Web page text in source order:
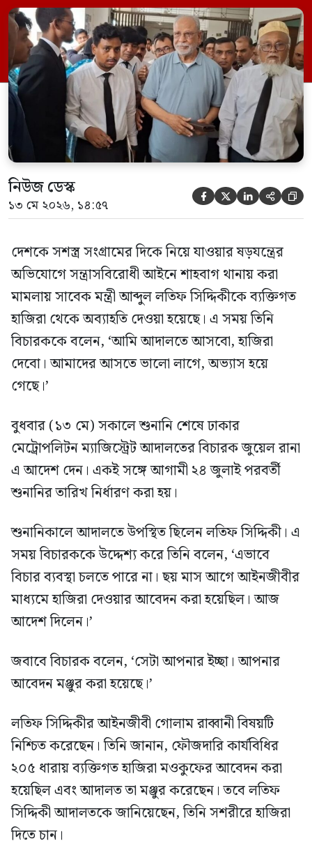
বিচারককে বলেন, ‘আমি আদালতে আসবো,
হাজিরা দেবো। আমাদের আসতে ভালো লাগে,
অভ্যাস হয়ে গেছে।’ বুধবার (১৩ মে) সকালে
শুনানি শেষে ঢাকার মেট্রোপলিটন ম্যাজিস্ট্রেট
আদালতের বিচারক জুয়েল রানা […]
নিউজ ডেস্ক
১৩ মে ২০২৬, ১৪:৫৭     
দেশকে সশস্ত্র সংগ্রামের দিকে নিয়ে যাওয়ার ষড়যন্ত্রের
অভিযোগে সন্ত্রাসবিরোধী আইনে শাহবাগ থানায় করা
মামলায় সাবেক মন্ত্রী আব্দুল লতিফ সিদ্দিকীকে ব্যক্তিগত
হাজিরা থেকে অব্যাহতি দেওয়া হয়েছে। এ সময় তিনি
বিচারককে বলেন, ‘আমি আদালতে আসবো, হাজিরা
দেবো। আমাদের আসতে ভালো লাগে, অভ্যাস হয়ে
গেছে।’
বুধবার (১৩ মে) সকালে শুনানি শেষে ঢাকার
মেট্রোপলিটন ম্যাজিস্ট্রেট আদালতের বিচারক জুয়েল রানা
এ আদেশ দেন। একই সঙ্গে আগামী ২৪ জুলাই পরবর্তী
শুনানির তারিখ নির্ধারণ করা হয়।
শুনানিকালে আদালতে উপস্থিত ছিলেন লতিফ সিদ্দিকী। এ
সময় বিচারককে উদ্দেশ্য করে তিনি বলেন, ‘এভাবে
বিচার ব্যবস্থা চলতে পারে না। ছয় মাস আগে আইনজীবীর
মাধ্যমে হাজিরা দেওয়ার আবেদন করা হয়েছিল। আজ
আদেশ দিলেন।’
জবাবে বিচারক বলেন, ‘সেটা আপনার ইচ্ছা। আপনার
আবেদন মঞ্জুর করা হয়েছে।’
লতিফ সিদ্দিকীর আইনজীবী গোলাম রাব্বানী বিষয়টি
নিশ্চিত করেছেন। তিনি জানান, ফৌজদারি কার্যবিধির
২০৫ ধারায় ব্যক্তিগত হাজিরা মওকুফের আবেদন করা
হয়েছিল এবং আদালত তা মঞ্জুর করেছেন। তবে লতিফ
সিদ্দিকী আদালতকে জানিয়েছেন, তিনি সশরীরে হাজিরা
দিতে চান।